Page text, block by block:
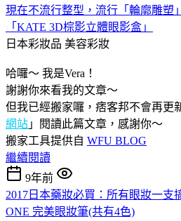
現在不流行整型，流行「輪廓雕塑
「KATE 3D棕影立體眼影盒」
日本彩妝品 美容彩妝
哈囉～ 我是Vera！
謝謝你來看我的文章～
但我已經搬家囉，痞客邦不會再更
網站 」閱讀此篇文章，感謝你～
搬家工具提供自 WFU BLOG
繼續閱讀
9年前
2017日本藥妝必買：所有眼妝一支
ONE 完美眼妝筆(共有4色)